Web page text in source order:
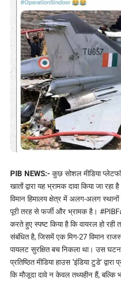
PIB NEWS:- कुछ सोशल मीडिया
खातों द्वारा यह भ्रामक दावा किया जा
विमान हिमालय क्षेत्र में अलग-अलग स्थानों
पूरी तरह से फर्जी और भ्रामक है।
करते हुए स्पष्ट किया है कि वायरल हो
संबंधित है, जिसमें एक मिग-27 विमान
पायलट सुरक्षित बच निकला था। उस
प्रतिष्ठित मीडिया हाउस ‘इंडिया टुडे’
कि मौजूदा दावे न केवल तथ्यहीन हैं,